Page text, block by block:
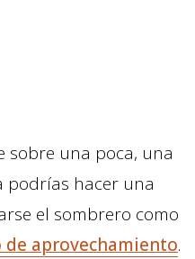
sobre una poca, una
podrías hacer una
el sombrero como
de aprovechamiento.